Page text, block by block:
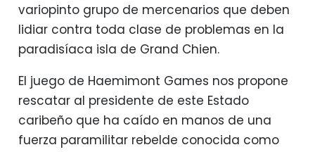
variopinto grupo de mercenarios que deben
lidiar contra toda clase de problemas en la
paradisíaca isla de Grand Chien.
El juego de Haemimont Games nos propone
rescatar al presidente de este Estado
caribeño que ha caído en manos de una
fuerza paramilitar rebelde conocida como